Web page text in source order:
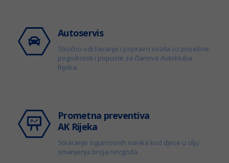
Autoservis
Stručno održavanje i popravci vozila uz posebne
pogodnosti i popuste za članove Autokluba
Rijeka.
Prometna preventiva
AK Rijeka
Stvaranje sigurnosnih navika kod djece u cilju
smanjenja broja nezgoda.